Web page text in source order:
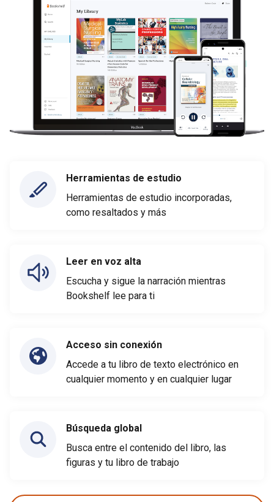
Herramientas de estudio
Herramientas de estudio incorporadas,
como resaltados y más
Leer en voz alta
Escucha y sigue la narración mientras
Bookshelf lee para ti
Acceso sin conexión
Accede a tu libro de texto electrónico en
cualquier momento y en cualquier lugar
Búsqueda global
Busca entre el contenido del libro, las
figuras y tu libro de trabajo